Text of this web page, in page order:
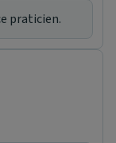
praticien.